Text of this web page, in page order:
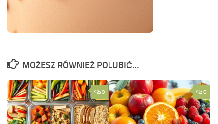
MOŻESZ RÓWNIEŻ POLUBIĆ…
0 0